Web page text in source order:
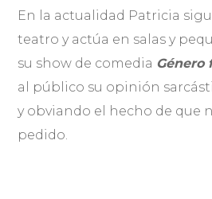
En la actualidad Patricia
teatro y actúa en salas y
su show de comedia Género
al público su opinión
y obviando el hecho de que
pedido.